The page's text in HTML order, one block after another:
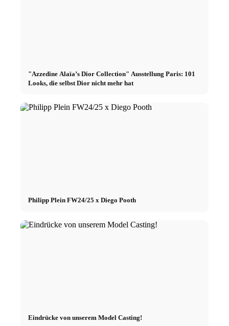
"Azzedine Alaïa’s Dior Collection" Ausstellung Paris: 101
Looks, die selbst Dior nicht mehr hat
Philipp Plein FW24/25 x Diego Pooth
Eindrücke von unserem Model Casting!